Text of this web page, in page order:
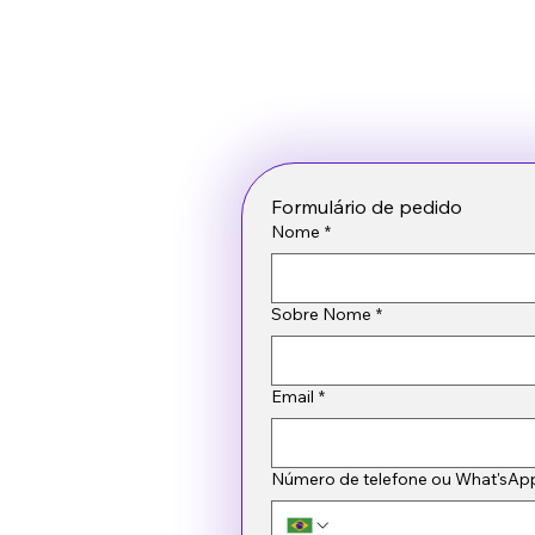
Formulário de pedido
Nome *
Sobre Nome *
Email *
Número de telefone ou